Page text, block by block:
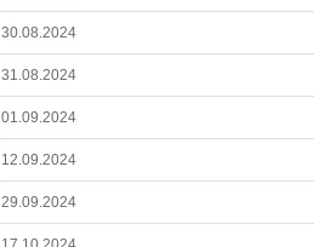
30.08.2024
31.08.2024
01.09.2024
12.09.2024
29.09.2024